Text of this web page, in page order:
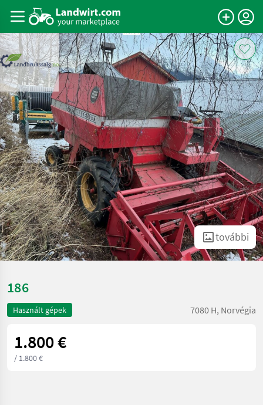
további
186
Használt gépek 7080 H, Norvégia
1.800 €
/ 1.800 €